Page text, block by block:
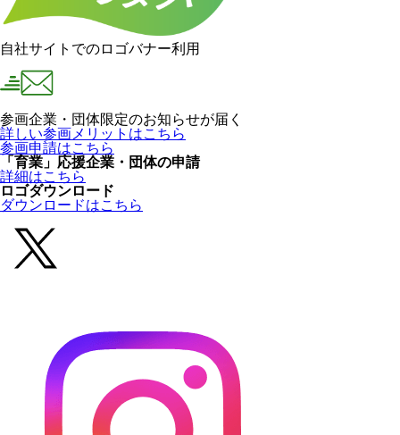
自社サイトでのロゴバナー利用
参画企業・団体限定のお知らせが届く
詳しい参画メリットはこちら
参画申請はこちら
「育業」応援企業・団体の申請
詳細はこちら
ロゴダウンロード
ダウンロードはこちら